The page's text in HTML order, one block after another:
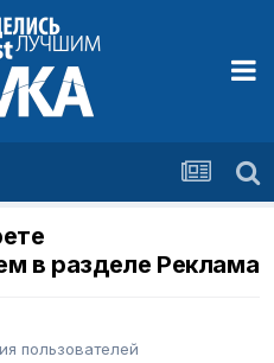
в разделе Реклама
пользователей